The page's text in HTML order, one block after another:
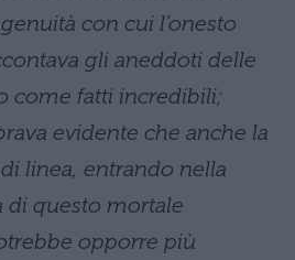
con cui l’onesto
gli aneddoti delle
come fatti incredibili;
evidente che anche la
linea, entrando nella
di questo mortale
opporre più